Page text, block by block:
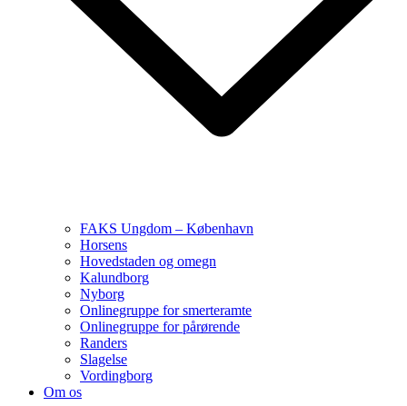
FAKS Ungdom – København
Horsens
Hovedstaden og omegn
Kalundborg
Nyborg
Onlinegruppe for smerteramte
Onlinegruppe for pårørende
Randers
Slagelse
Vordingborg
Om os